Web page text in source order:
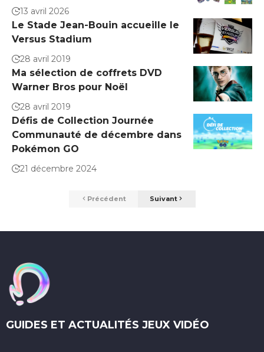
13 avril 2026
Le Stade Jean-Bouin accueille le
Versus Stadium
28 avril 2019
Ma sélection de coffrets DVD
Warner Bros pour Noël
28 avril 2019
Défis de Collection Journée
Communauté de décembre dans
Pokémon GO
21 décembre 2024
Précédent Suivant
GUIDES ET ACTUALITÉS JEUX VIDÉO